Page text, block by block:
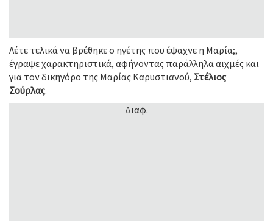
Λέτε τελικά να βρέθηκε ο ηγέτης που έψαχνε η Μαρία;,
έγραψε χαρακτηριστικά, αφήνοντας παράλληλα αιχμές και
για τον δικηγόρο της Μαρίας Καρυστιανού, Στέλιος
Σούρλας.
Διαφ.